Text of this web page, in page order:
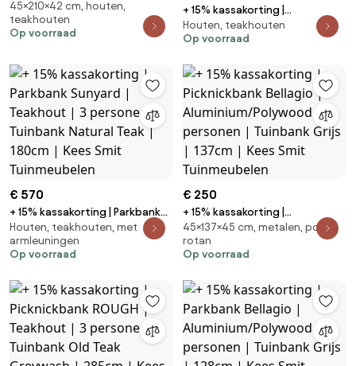
Picknickbank ROUGH | Teakhout
| Tuinbank Old Teak Greywash |
Kees Smit Tuinmeubelen
45×210×42 cm, houten,
teakhouten
Op voorraad
+ 15% kassakorting |
Picknickbank ROUGH | Teakhout
| 3 personen | Tuinbank
210cm | Kees Smit Tuinmeubelen
Houten, teakhouten
Op voorraad
€ 570
+ 15% kassakorting | Parkbank
Sunyard | Teakhout | 3 personen
| Tuinbank Natural Teak | 180cm |
Kees Smit Tuinmeubelen
Houten, teakhouten, met
armleuningen
Op voorraad
€ 250
+ 15% kassakorting |
Picknickbank Bellagio |
Aluminium/Polywood | 2
personen | Tuinbank Grijs |
45×137×45 cm, metalen, poly
rotan
Op voorraad